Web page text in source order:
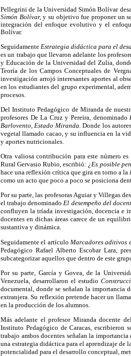
Pellegrini de la Universidad Simón Bolívar
Simón Bolívar,y su objetivo fue proponer un
integración del enfoque evolutivo y el
Bolívar.
Seguidamente Estrategia didáctica para el
es un trabajo que llevaron adelante los
y Educación de la Universidad del Zulia,
Teoría de los Campos Conceptuales de
investigación arrojó interesantes aportes al
en los estudiantes del grupo experimental,
procesos.
Del Instituto Pedagógico de Miranda de
profesores De La Cruz y Pereira, denominado
Barlovento, Estado Miranda.Donde los
vegetal llamado cacao, y su influencia en la
y aportes nutricionales.
Otra valiosa contribución para este número
Rural Gervasio Rubio, escribió: ¿Es posible
hace una reflexión crítica que gira en torno a
como un acto que poco a poco se posiciona
Por su parte, las profesoras Aguiar y Villegas
el trabajo denominadoEl desempeño del
confluyen la tríada investigación, docencia e
docentes en dichas áreas carece de un
sustantiva y dinámica.
Seguidamente el artículo Marcadores aditivos
Pedagógico Rafael Alberto Escobar Lara,
subcategorizar aquellos que dentro de este
Por su parte, García y Govea, de la
Venezuela, desarrollaron el estudio
documental, donde se señalan la importancia
extranjera. Su reflexión pretende hacerun
en la producción de los alumnos.
Más adelante el profesor Miranda docente
Instituto Pedagógico de Caracas, escribieron
trabajo ambos docentes señalan la
una estrategia didáctica para el aprendizaje de
potencialidad para el desarrollo conceptual,